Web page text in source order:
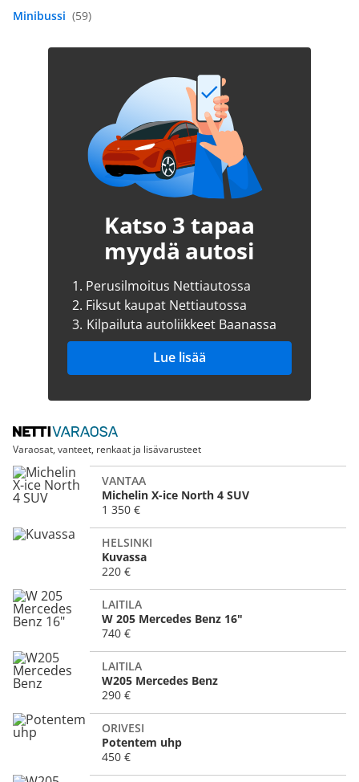
(59)
Katso 3 tapaa
myydä autosi
1. Perusilmoitus Nettiautossa
2. Fiksut kaupat Nettiautossa
3. Kilpailuta autoliikkeet Baanassa
Lue lisää
Varaosat, vanteet, renkaat ja lisävarusteet
VANTAA
Michelin X-ice North 4 SUV
1 350 €
HELSINKI
Kuvassa
220 €
LAITILA
W 205 Mercedes Benz 16"
740 €
LAITILA
W205 Mercedes Benz
290 €
ORIVESI
Potentem uhp
450 €